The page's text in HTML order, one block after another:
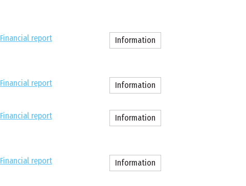
Financial report Information
Financial report Information
Financial report Information
Financial report Information